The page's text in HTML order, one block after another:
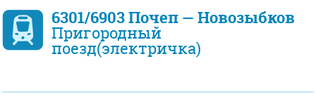
6301/6903 Почеп — Новозыбков
Пригородный
поезд(электричка)